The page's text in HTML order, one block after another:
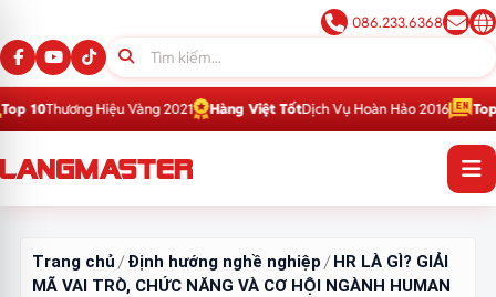
086.233.6368
Hiệu Vàng 2021 Hàng Việt TốtDịch Vụ Hoàn Hảo 2016 Top 1Thương
Trang chủ /Định hướng nghề nghiệp /HR LÀ GÌ? GIẢI
MÃ VAI TRÒ, CHỨC NĂNG VÀ CƠ HỘI NGÀNH HUMAN